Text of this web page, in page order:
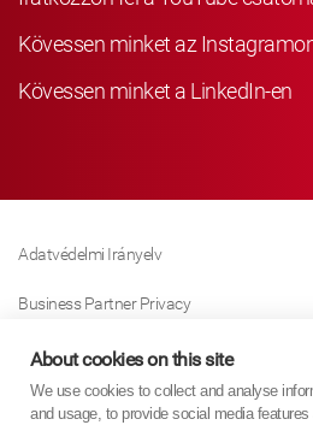
Kövessen minket az
Kövessen minket a LinkedIn-en
Adatvédelmi Irányelv
Business Partner Privacy
Sütikre Vonatkozó Irányelv
Modern Slavery Act Policy
About cookies on this site
We use cookies to collect and analyse
and usage, to provide social media